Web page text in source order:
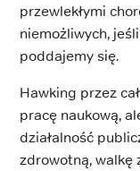
przewlekłymi
niemożliwych,
poddajemy się.
Hawking przez
pracę naukową,
działalność
zdrowotną, walkę